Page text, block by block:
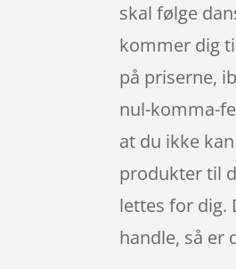
skal følge
kommer dig
på priserne,
nul-komma-
at du ikke
produkter til
lettes for dig.
handle, så er